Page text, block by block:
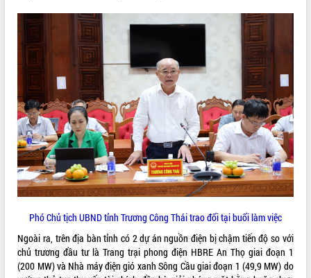
Phó Chủ tịch UBND tỉnh Trương Công Thái trao đổi tại buổi làm việc
Ngoài ra, trên địa bàn tỉnh có 2 dự án nguồn điện bị chậm tiến độ so với
chủ trương đầu tư là Trang trại phong điện HBRE An Thọ giai đoạn 1
(200 MW) và Nhà máy điện gió xanh Sông Cầu giai đoạn 1 (49,9 MW) do